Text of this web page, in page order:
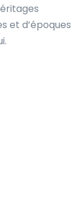
et d’époques